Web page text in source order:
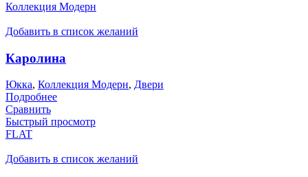
Коллекция Модерн
Добавить в список желаний
Каролина
Юкка, Коллекция Модерн, Двери
Подробнее
Сравнить
Быстрый просмотр
FLAT
Добавить в список желаний